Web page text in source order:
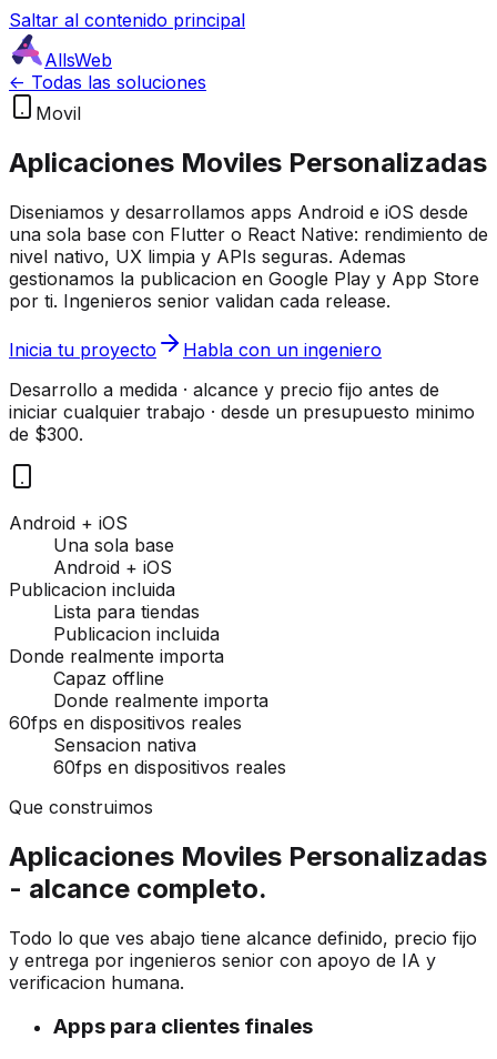
Saltar al contenido principal
AllsWeb
<- Todas las soluciones
Movil
Aplicaciones Moviles Personalizadas
Diseniamos y desarrollamos apps Android e iOS desde
una sola base con Flutter o React Native: rendimiento de
nivel nativo, UX limpia y APIs seguras. Ademas
gestionamos la publicacion en Google Play y App Store
por ti. Ingenieros senior validan cada release.
Inicia tu proyecto
Habla con un ingeniero
Desarrollo a medida · alcance y precio fijo antes de
iniciar cualquier trabajo · desde un presupuesto minimo
de $300.
Android + iOS
Una sola base
Android + iOS
Publicacion incluida
Lista para tiendas
Publicacion incluida
Donde realmente importa
Capaz offline
Donde realmente importa
60fps en dispositivos reales
Sensacion nativa
60fps en dispositivos reales
Que construimos
Aplicaciones Moviles Personalizadas
- alcance completo.
Todo lo que ves abajo tiene alcance definido, precio fijo
y entrega por ingenieros senior con apoyo de IA y
verificacion humana.
Apps para clientes finales